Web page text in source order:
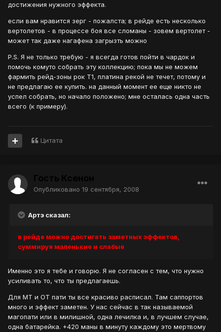
достижения нужного эффекта.
если вам нравится зерг - пожалста; в рейде есть несколько
вертолетов - в процессе боя все сломаны - зовем вертолет -
может так даже нагафена загрызть можно
P.S. Я не только требую - я всегда готов пойти в чардок и
помочь комуто собрать эту коллекцию; пока мы не можем
фармить рейд-зоны рок Т1, платина рекой не течет, потому и
не предлагаю ее купить. на данный момент ее еще никто не
успел собрать, но начало положено; мне осталась одна часть
всего (к примеру).
Цитата
Опубликовано 19 сентября, 2008
Артэ сказал:
в рейде можно достигать заметных эффектов,
суммируя маленькие и слабые
Именно это я тебе и говорю. Я не согласен с тем, что нужно
усиливать то, что ты предлагаешь.
Для МТ и ОТ пати ты все красиво расписал. Там саппортов
много и эффект заметен. У нас сейчас в так называемой
магопати или в милишной, одна лечилка и, в лучшем случае,
одна батарейка. +420 маны в минуту каждому это мертвому